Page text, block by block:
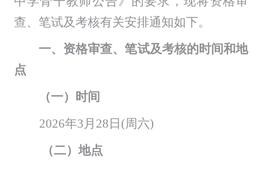
查、 笔试及考核有关安排通知如下。
一、 资格审查、笔试及考核的时间和地
点
（一） 时间
2026年3 月 28 日 (周六)
（二）地点